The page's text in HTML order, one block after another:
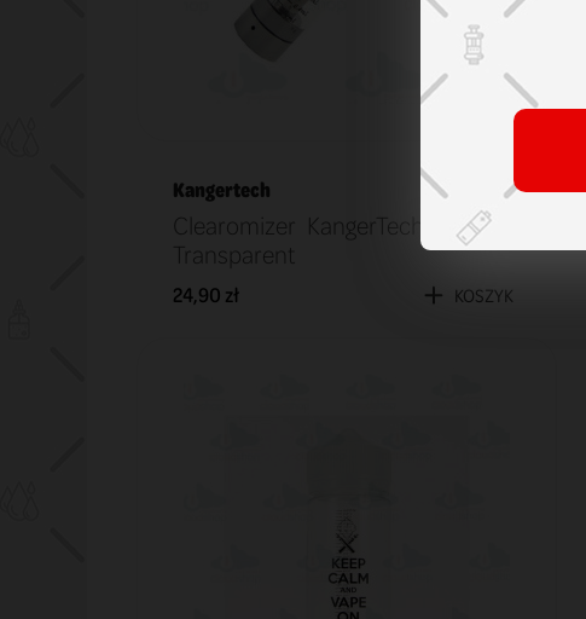
Kangertech
Clearomizer KangerTech EGO T2
Transparent
24,90 zł KOSZYK